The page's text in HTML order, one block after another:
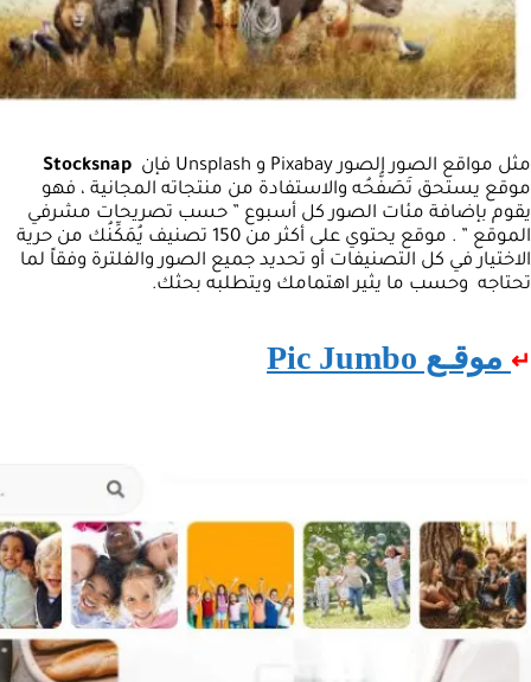
مثل مواقع الصور الصور Pixabay و Unsplash فإن
Stocksnap
موقع يستحق تَصَفُّحُه والاستفادة من منتجاته المجانية ، فهو
يقوم بإضافة مئات الصور كل أسبوع ” حسب تصريحات مشرفي
الموقع ” . موقع يحتوي على أكثر من 150 تصنيف يُمَكِّنُك من حرية
الاختيار في كل التصنيفات أو تحديد جميع الصور والفلترة وفقاً لما
تحتاجه وحسب ما يثير اهتمامك ويتطلبه بحثك.
↵ موقـع Pic Jumbo